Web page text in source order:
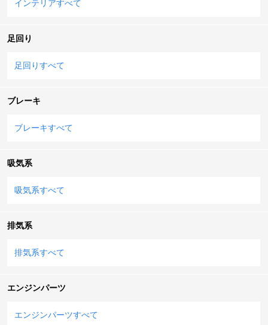
インテリアすべて
足回り
足回りすべて
ブレーキ
ブレーキすべて
吸気系
吸気系すべて
排気系
排気系すべて
エンジンパーツ
エンジンパーツすべて